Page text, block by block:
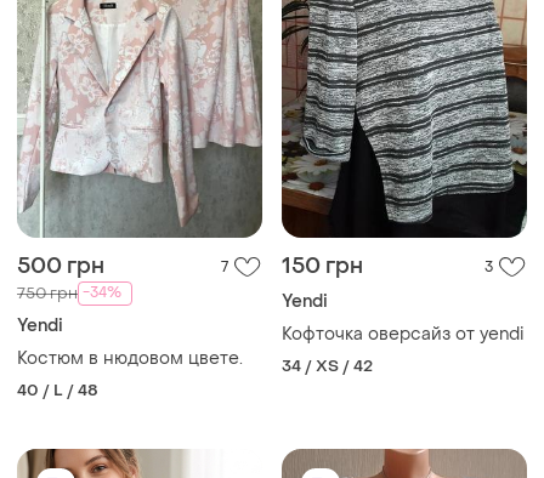
500 грн 7
750 грн -34%
Yendi
Костюм в нюдовом цвете.
40 / L / 48
150 грн 3
Yendi
Кофточка оверсайз от yendi
34 / XS / 42